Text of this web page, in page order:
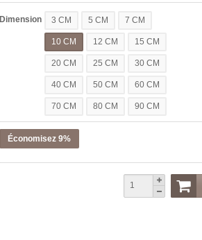
Dimension 3 CM 5 CM 7 CM
10 CM 12 CM 15 CM
20 CM 25 CM 30 CM
40 CM 50 CM 60 CM
70 CM 80 CM 90 CM
Économisez 9%